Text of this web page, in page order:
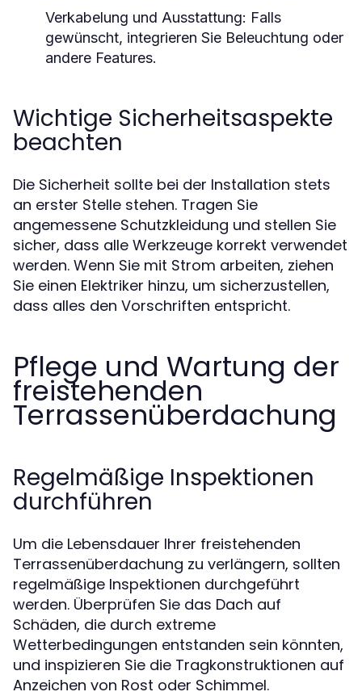
Verkabelung und Ausstattung: Falls
gewünscht, integrieren Sie Beleuchtung oder
andere Features.
Wichtige Sicherheitsaspekte
beachten
Die Sicherheit sollte bei der Installation stets
an erster Stelle stehen. Tragen Sie
angemessene Schutzkleidung und stellen Sie
sicher, dass alle Werkzeuge korrekt verwendet
werden. Wenn Sie mit Strom arbeiten, ziehen
Sie einen Elektriker hinzu, um sicherzustellen,
dass alles den Vorschriften entspricht.
Pflege und Wartung der
freistehenden
Terrassenüberdachung
Regelmäßige Inspektionen
durchführen
Um die Lebensdauer Ihrer freistehenden
Terrassenüberdachung zu verlängern, sollten
regelmäßige Inspektionen durchgeführt
werden. Überprüfen Sie das Dach auf
Schäden, die durch extreme
Wetterbedingungen entstanden sein könnten,
und inspizieren Sie die Tragkonstruktionen auf
Anzeichen von Rost oder Schimmel.